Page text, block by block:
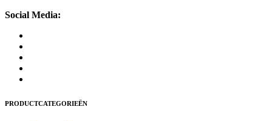
Social Media:
PRODUCTCATEGORIEËN